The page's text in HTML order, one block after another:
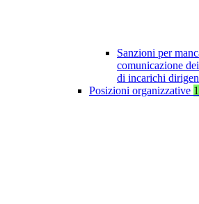
Sanzioni per
comunicazione
di incarichi
Posizioni organizzative 1